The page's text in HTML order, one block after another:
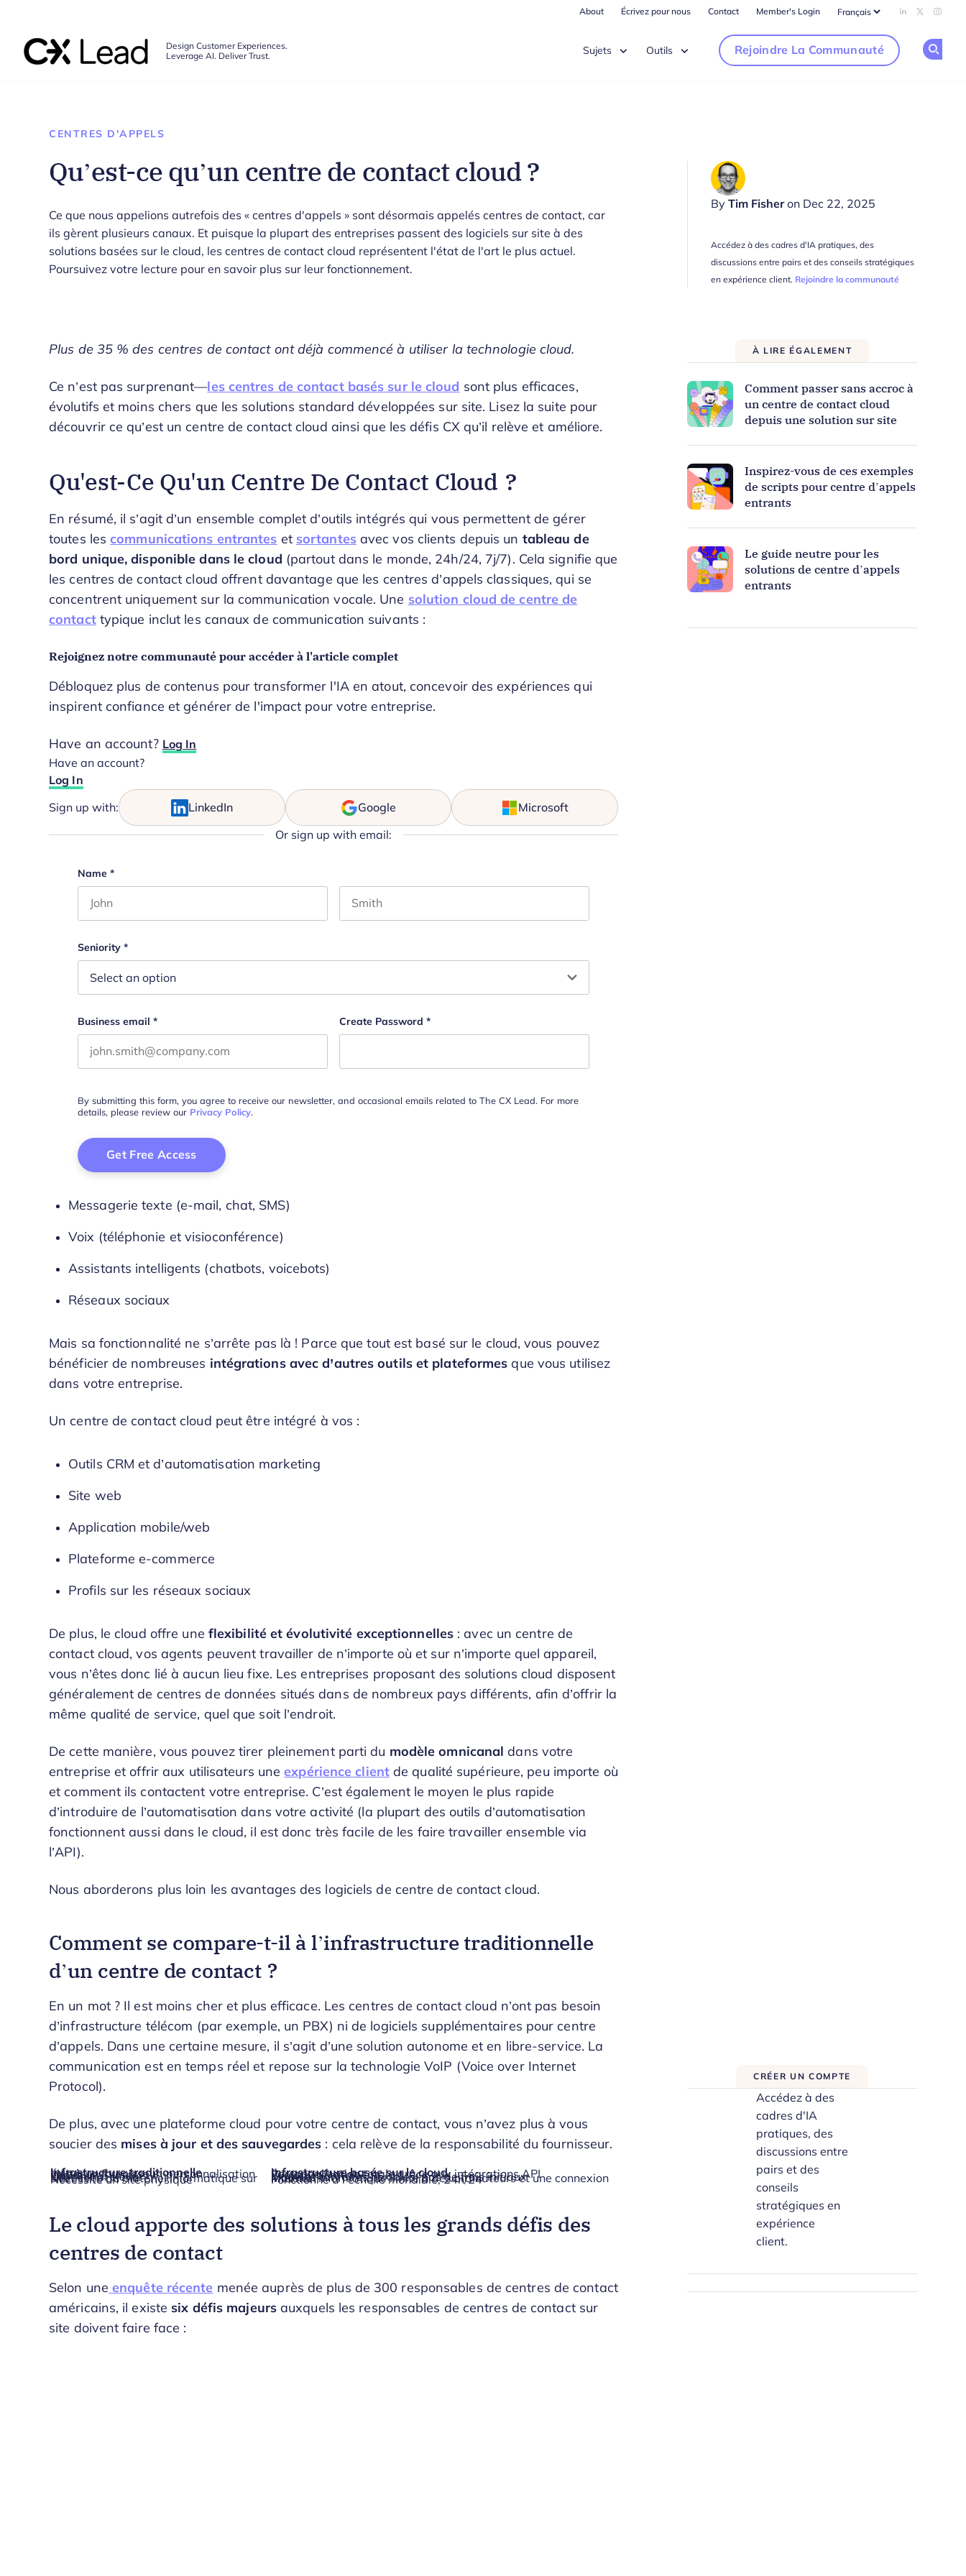
About Écrivez pour nous Contact Member's Login Add us on
Follow
Design Customer Experiences.
Leverage AI. Deliver Trust.
Sujets Outils Rejoindre La Communauté
CENTRES D'APPELS
Qu’est-ce qu’un centre de contact cloud ?
By Tim Fisher on Dec 22, 2025
Accédez à des cadres d'IA pratiques, des
discussions entre pairs et des conseils stratégiques
en expérience client. Rejoindre la communauté
Ce que nous appelions autrefois des « centres d'appels » sont désormais appelés centres de contact, car
ils gèrent plusieurs canaux. Et puisque la plupart des entreprises passent des logiciels sur site à des
solutions basées sur le cloud, les centres de contact cloud représentent l'état de l'art le plus actuel.
Poursuivez votre lecture pour en savoir plus sur leur fonctionnement.
Plus de 35 % des centres de contact ont déjà commencé à utiliser la technologie cloud.
Ce n’est pas surprenant— les centres de contact basés sur le cloud sont plus efficaces,
évolutifs et moins chers que les solutions standard développées sur site. Lisez la suite pour
découvrir ce qu’est un centre de contact cloud ainsi que les défis CX qu’il relève et améliore.
Qu'est-Ce Qu'un Centre De Contact Cloud ?
En résumé, il s’agit d’un ensemble complet d’outils intégrés qui vous permettent de gérer
toutes lescommunications entrantes et sortantesavec vos clients depuis un tableau de
bord unique, disponible dans le cloud (partout dans le monde, 24h/24, 7j/7). Cela signifie que
les centres de contact cloud offrent davantage que les centres d’appels classiques, qui se
concentrent uniquement sur la communication vocale. Une solution cloud de centre de
contacttypique inclut les canaux de communication suivants :
Rejoignez notre communauté pour accéder à l'article complet
Débloquez plus de contenus pour transformer l'IA en atout, concevoir des expériences qui
inspirent confiance et générer de l'impact pour votre entreprise.
Have an account? Log In
Have an account?
Log In
Sign up with: LinkedIn Google Microsoft
Or sign up with email:
Comments
Name *
Seniority *
Business email * Create Password *
By submitting this form, you agree to receive our newsletter, and occasional emails related to The CX Lead. For more
details, please review our Privacy Policy.
Messagerie texte (e-mail, chat, SMS)
Voix (téléphonie et visioconférence)
Assistants intelligents (chatbots, voicebots)
Réseaux sociaux
Mais sa fonctionnalité ne s’arrête pas là ! Parce que tout est basé sur le cloud, vous pouvez
bénéficier de nombreuses intégrations avec d’autres outils et plateformes que vous utilisez
dans votre entreprise.
Un centre de contact cloud peut être intégré à vos :
Outils CRM et d’automatisation marketing
Site web
Application mobile/web
Plateforme e-commerce
Profils sur les réseaux sociaux
De plus, le cloud offre une flexibilité et évolutivité exceptionnelles : avec un centre de
contact cloud, vos agents peuvent travailler de n’importe où et sur n’importe quel appareil,
vous n’êtes donc lié à aucun lieu fixe. Les entreprises proposant des solutions cloud disposent
généralement de centres de données situés dans de nombreux pays différents, afin d’offrir la
même qualité de service, quel que soit l’endroit.
De cette manière, vous pouvez tirer pleinement parti du modèle omnicanal dans votre
entreprise et offrir aux utilisateurs uneexpérience clientde qualité supérieure, peu importe où
et comment ils contactent votre entreprise. C’est également le moyen le plus rapide
d’introduire de l’automatisation dans votre activité (la plupart des outils d’automatisation
fonctionnent aussi dans le cloud, il est donc très facile de les faire travailler ensemble via
l’API).
Nous aborderons plus loin les avantages des logiciels de centre de contact cloud.
Comment se compare-t-il à l’infrastructure traditionnelle
d’un centre de contact ?
En un mot ? Il est moins cher et plus efficace. Les centres de contact cloud n’ont pas besoin
d’infrastructure télécom (par exemple, un PBX) ni de logiciels supplémentaires pour centre
d’appels. Dans une certaine mesure, il s’agit d’une solution autonome et en libre-service. La
communication est en temps réel et repose sur la technologie VoIP (Voice over Internet
Protocol).
De plus, avec une plateforme cloud pour votre centre de contact, vous n’avez plus à vous
soucier des mises à jour et des sauvegardes : cela relève de la responsabilité du fournisseur.
Infrastructure traditionnelle Infrastructure basée sur le cloud
Liée à un fournisseur, personnalisation limitée Personnalisation totale grâce aux intégrations API
Évolutivité limitée Évolutivité totale
Coût initial élevé Modèles tarifaires flexibles, pas de frais initiaux
Nécessite du matériel informatique sur site Matériel informatique limité à des ordinateurs et une connexion Internet
Nécessite un site physique Fonctionne à l’échelle mondiale, 24h/24
Le cloud apporte des solutions à tous les grands défis des
centres de contact
Selon une enquête récente menée auprès de plus de 300 responsables de centres de contact
américains, il existe six défis majeursauxquels les responsables de centres de contact sur
site doivent faire face :
À LIRE ÉGALEMENT
Comment passer sans accroc à
un centre de contact cloud
depuis une solution sur site
Inspirez-vous de ces exemples
de scripts pour centre d’appels
entrants
Le guide neutre pour les
solutions de centre d’appels
entrants
CRÉER UN COMPTE
Accédez à des
cadres d'IA
pratiques, des
discussions entre
pairs et des
conseils
stratégiques en
expérience
client.